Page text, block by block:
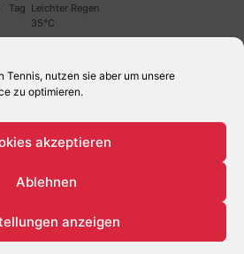
Tennis, nutzen sie aber um unsere
zu optimieren.
akzeptieren
Ablehnen
anzeigen
Tag Leichter Regen
35°C